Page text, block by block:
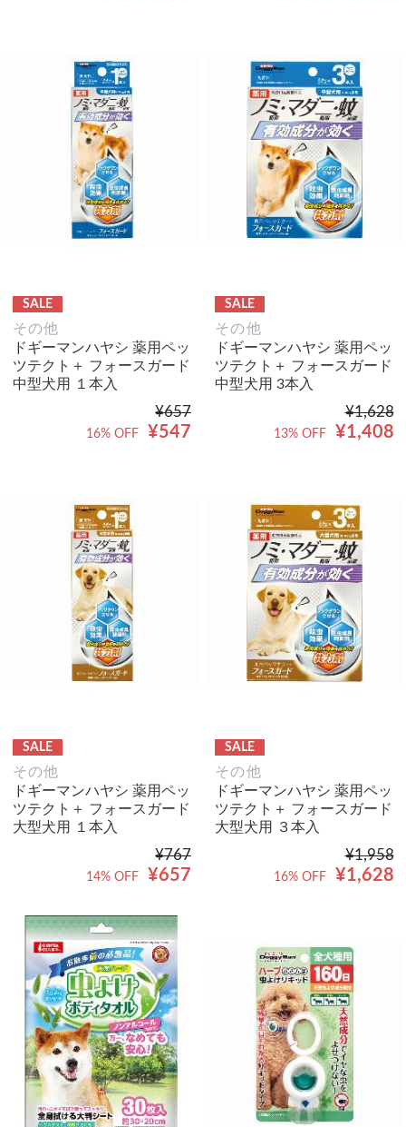
SALE
その他
ドギーマンハヤシ 薬用ペッ
ツテクト＋ フォースガード
中型犬用 １本入
¥657
¥547
16% OFF
SALE
その他
ドギーマンハヤシ 薬用ペッ
ツテクト＋ フォースガード
中型犬用 3本入
¥1,628
¥1,408
13% OFF
SALE
その他
ドギーマンハヤシ 薬用ペッ
ツテクト＋ フォースガード
大型犬用 １本入
¥767
¥657
14% OFF
SALE
その他
ドギーマンハヤシ 薬用ペッ
ツテクト＋ フォースガード
大型犬用 ３本入
¥1,958
¥1,628
16% OFF